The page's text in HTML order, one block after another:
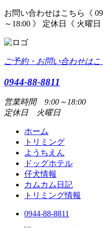
お問い合わせはこちら《
～18:00 》 定休日《 火曜日
ご予約・お問い合わせはこ
0944-88-8811
営業時間 9:00～18:00
定休日 火曜日
ホーム
トリミング
ようちえん
ドッグホテル
仔犬情報
カムカム日記
トリミング情報
0944-88-8811